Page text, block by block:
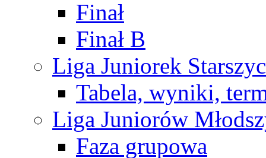
Finał
Finał B
Liga Juniorek
Tabela, wyniki,
Liga Juniorów
Faza grupowa